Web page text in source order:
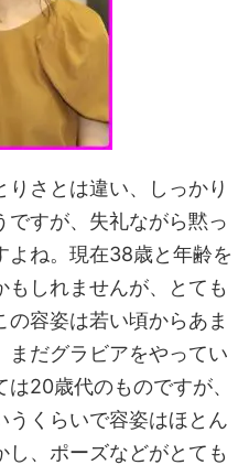
さとは違い、しっかり
ですが、失礼ながら黙っ
よね。現在38歳と年齢を
もしれませんが、とても
容姿は若い頃からあま
まだグラビアをやってい
20歳代のものですが、
うくらいで容姿はほとん
し、ポーズなどがとても